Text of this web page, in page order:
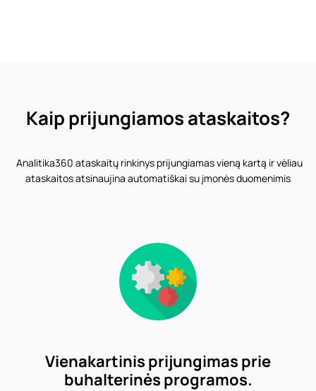
Kaip prijungiamos ataskaitos?
Analitika360 ataskaitų rinkinys prijungiamas vieną kartą ir vėliau
ataskaitos atsinaujina automatiškai su įmonės duomenimis
Vienakartinis prijungimas prie
buhalterinės programos.